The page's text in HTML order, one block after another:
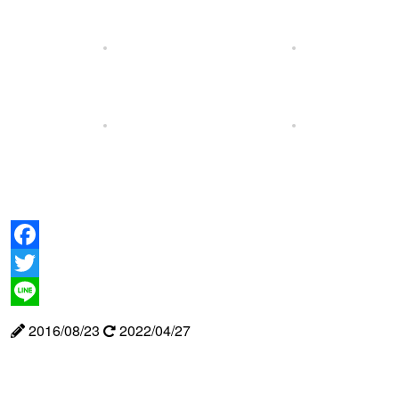
Facebook
Twitter
Line
2016/08/23 2022/04/27